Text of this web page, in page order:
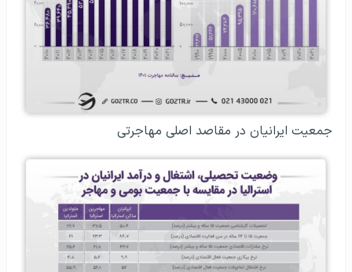
جمعیت ایرانیان در مقاصد اصلی مهاجرتی